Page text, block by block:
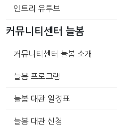
인트리 유투브
커뮤니티센터 늘봄
커뮤니티센터 늘봄 소개
늘봄 프로그램
늘봄 대관 일정표
늘봄 대관 신청